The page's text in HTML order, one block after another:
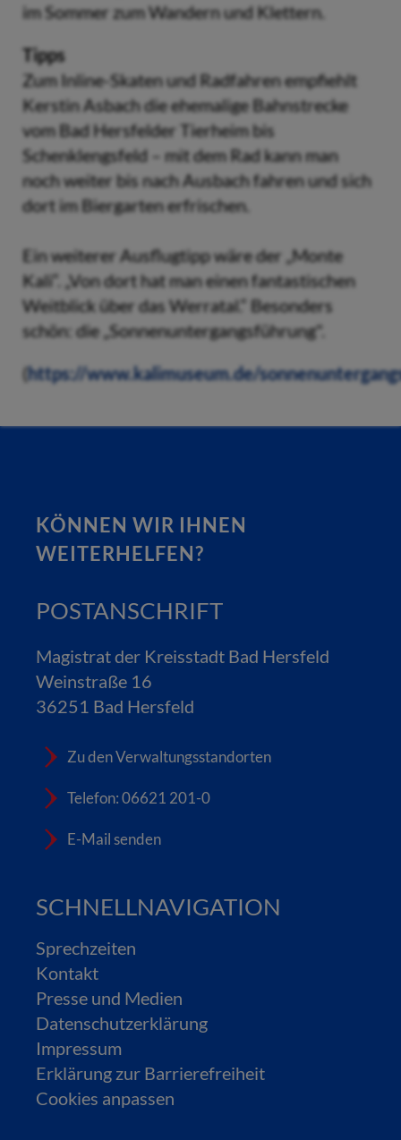
im Sommer zum Wandern und Klettern.
Tipps
Zum Inline-Skaten und Radfahren empfiehlt
Kerstin Asbach die ehemalige Bahnstrecke
vom Bad Hersfelder Tierheim bis
Schenklengsfeld – mit dem Rad kann man
noch weiter bis nach Ausbach fahren und sich
dort im Biergarten erfrischen.
Ein weiterer Ausflugtipp wäre der „Monte
Kali“. „Von dort hat man einen fantastischen
Weitblick über das Werratal.“ Besonders
schön: die „Sonnenuntergangsführung".
(https://www.kalimuseum.de/
KÖNNEN WIR IHNEN
WEITERHELFEN?
POSTANSCHRIFT
Magistrat der Kreisstadt Bad Hersfeld
Weinstraße 16
36251 Bad Hersfeld
Zu den Verwaltungsstandorten
Telefon: 06621 201-0
E-Mail senden
SCHNELLNAVIGATION
Sprechzeiten
Kontakt
Presse und Medien
Datenschutzerklärung
Impressum
Erklärung zur Barrierefreiheit
Cookies anpassen